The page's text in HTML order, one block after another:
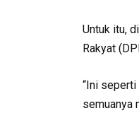
Untuk itu,
Rakyat
“Ini seperti
semuanya